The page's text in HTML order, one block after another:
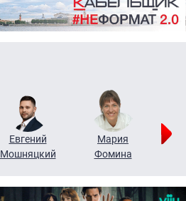
Евгений
Мошняцкий
Мария
Фомина